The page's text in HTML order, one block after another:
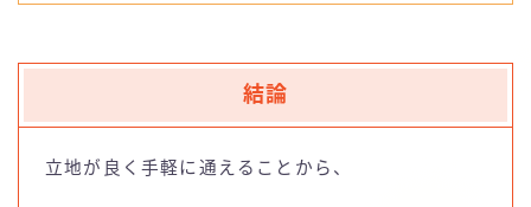
T-THREE
BDCピラティス
結論
立地が良く手軽に通えることから、